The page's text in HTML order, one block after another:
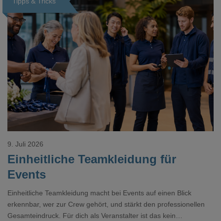
Loading...
Einheitliche Teamkleidung für
Events
9. Juli 2026
Einheitliche Teamkleidung macht bei Events auf einen Blick
erkennbar, wer zur Crew gehört, und stärkt den professionellen
Gesamteindruck. Für dich als Veranstalter ist das kein